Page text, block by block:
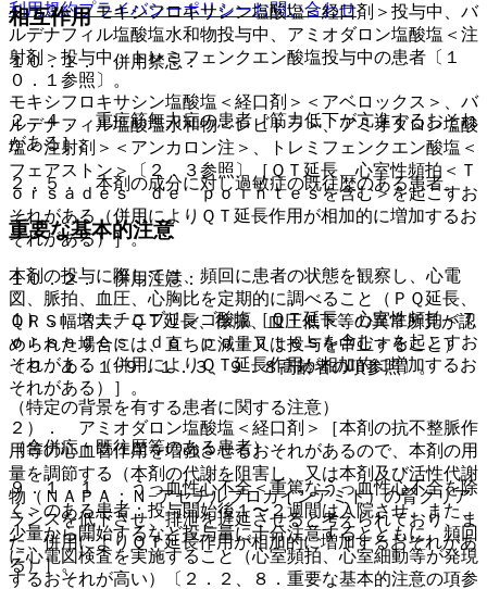
相互作用
１０．１． 併用禁忌：
モキシフロキサシン塩酸塩＜経口剤＞＜アベロックス＞、バ
ルデナフィル塩酸塩水和物＜レビトラ＞、アミオダロン塩酸
塩＜注射剤＞＜アンカロン注＞、トレミフェンクエン酸塩＜
フェアストン＞〔２．３参照〕［ＱＴ延長、心室性頻拍＜Ｔ
ｏｒｓａｄｅｓ ｄｅ ｐｏｉｎｔｅｓを含む＞を起こすお
それがある（併用によりＱＴ延長作用が相加的に増加するお
それがある）］。
１０．２． 併用注意：
１）． スニチニブリンゴ酸塩［ＱＴ延長、心室性頻拍＜Ｔ
ｏｒｓａｄｅｓ ｄｅ ｐｏｉｎｔｅｓを含む＞を起こすお
それがある（併用によりＱＴ延長作用が相加的に増加するお
それがある）］。
２）． アミオダロン塩酸塩＜経口剤＞［本剤の抗不整脈作
用等の心血管作用を増強させるおそれがあるので、本剤の用
量を調節する（本剤の代謝を阻害し、又は本剤及び活性代謝
物（ＮＡＰＡ：Ｎ−アセチルプロカインアミド）の腎クリア
ランスを低下させ、排泄を遅延させると考えられており、ま
た、併用によりＱＴ延長作用が相加的に増加するおそれがあ
る）］。
２．３． モキシフロキサシン塩酸塩＜経口剤＞投与中、バ
ルデナフィル塩酸塩水和物投与中、アミオダロン塩酸塩＜注
射剤＞投与中、トレミフェンクエン酸塩投与中の患者〔１
０．１参照〕。
２．４． 重症筋無力症の患者［筋力低下が亢進するおそれ
がある］。
２．５． 本剤の成分に対し過敏症の既往歴のある患者。
重要な基本的注意
本剤の投与に際しては、頻回に患者の状態を観察し、心電
図、脈拍、血圧、心胸比を定期的に調べること（ＰＱ延長、
ＱＲＳ幅増大、ＱＴ延長、徐脈、血圧低下等の異常所見が認
められた場合には、直ちに減量又は投与を中止すること）
〔９．１．１−９．１．３、９．８高齢者の項参照〕。
（特定の背景を有する患者に関する注意）
（合併症・既往歴等のある患者）
９．１．１． うっ血性心不全＜重篤なうっ血性心不全を除
く＞のある患者：投与開始後１〜２週間は入院させ、また、
少量から開始するなど投与量に十分注意するとともに、頻回
に心電図検査を実施すること（心室頻拍、心室細動等が発現
するおそれが高い）〔２．２、８．重要な基本的注意の項参
利用規約プライバシーポリシーお問い合わせ